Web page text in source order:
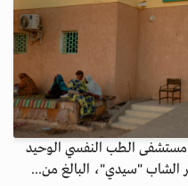
صغيرة تحمل الرقم 13 في مستشفى الطب النفسي الوحيد
الشاب "سيدي"، البالغ من...